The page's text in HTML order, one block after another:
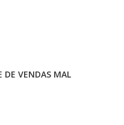
DE VENDAS MAL